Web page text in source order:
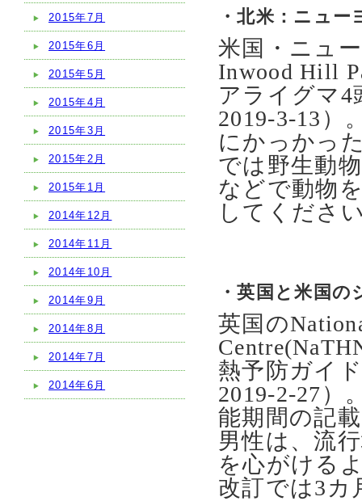
2015年7月
2015年6月
2015年5月
2015年4月
2015年3月
2015年2月
2015年1月
2014年12月
2014年11月
2014年10月
2014年9月
2014年8月
2014年7月
2014年6月
・北米：ニュ
米国・ニュ
Inwood Hill
アライグマ
2019-3-13）
にかっかっ
では野生動
などで動物
してくださ
・英国と米国
英国の
熱予防ガイ
2019-2-27）
能期間の記
男性は、流
を心がける
改訂では3カ